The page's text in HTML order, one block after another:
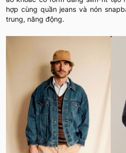
hợp cùng quần jeans và nón
trung, năng động.